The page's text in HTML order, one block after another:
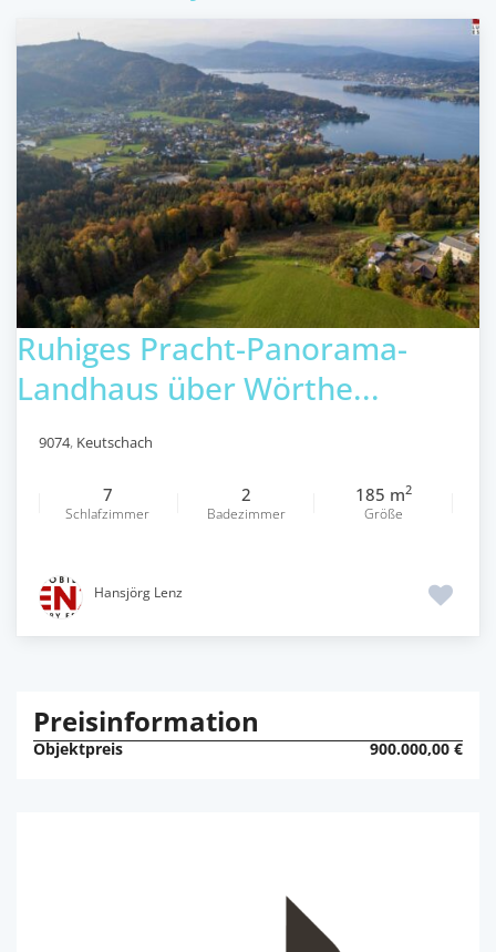
Ruhiges Pracht-Panorama-
Landhaus über Wörthe...
9074, Keutschach
7
Schlafzimmer
2
Badezimmer
185 m2
Größe
Hansjörg Lenz
Preisinformation
Objektpreis 900.000,00 €